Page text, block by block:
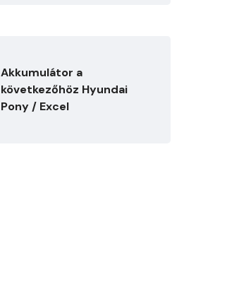
Akkumulátor a
következőhöz Hyundai
Pony / Excel